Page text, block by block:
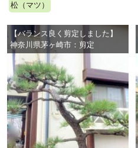
松（マツ）
【バランス良く剪定しました】
神奈川県茅ヶ崎市：剪定